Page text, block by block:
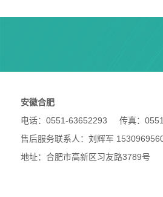
安徽合肥
电话：0551-63652293 传真：
售后服务联系人：刘辉军
地址：合肥市高新区习友路3789号